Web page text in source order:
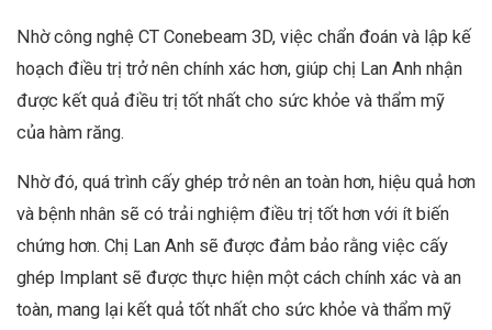
Nhờ công nghệ CT Conebeam 3D, việc chẩn đoán và lập kế
hoạch điều trị trở nên chính xác hơn, giúp chị Lan Anh nhận
được kết quả điều trị tốt nhất cho sức khỏe và thẩm mỹ
của hàm răng.
Nhờ đó, quá trình cấy ghép trở nên an toàn hơn, hiệu quả hơn
và bệnh nhân sẽ có trải nghiệm điều trị tốt hơn với ít biến
chứng hơn. Chị Lan Anh sẽ được đảm bảo rằng việc cấy
ghép Implant sẽ được thực hiện một cách chính xác và an
toàn, mang lại kết quả tốt nhất cho sức khỏe và thẩm mỹ